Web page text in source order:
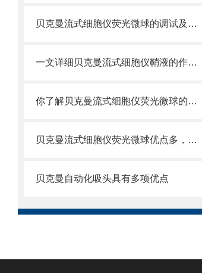
贝克曼流式细胞仪荧光微球的调试及使用
一文详细贝克曼流式细胞仪鞘液的作用原理
你了解贝克曼流式细胞仪荧光微球的制备之怎样的吗
贝克曼流式细胞仪荧光微球优点多，实用效果好
贝克曼自动化吸头具有多项优点